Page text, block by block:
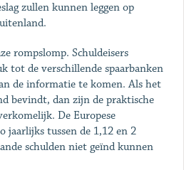
zullen kunnen leggen op
rompslomp. Schuldeisers
tot de verschillende spaarbanken
de informatie te komen. Als het
bevindt, dan zijn de praktische
De Europese
jaarlijks tussen de 1,12 en 2
schulden niet geïnd kunnen